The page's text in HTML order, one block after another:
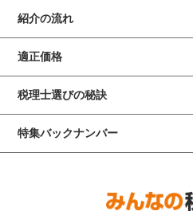
紹介の流れ
適正価格
税理士選びの秘訣
特集バックナンバー